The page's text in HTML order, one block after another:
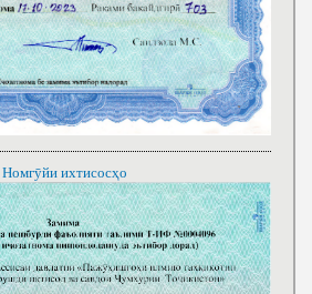
Номгӯйи ихтисосҳо